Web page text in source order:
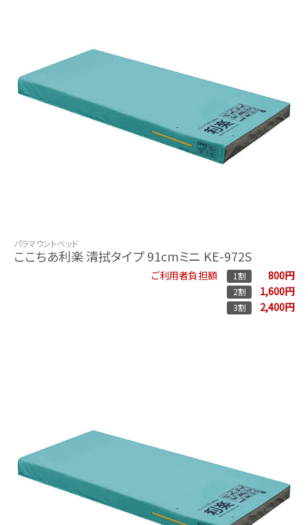
パラマウントベッド
ここちあ利楽 清拭タイプ 91cmミニ KE-972S
ご利用者負担額 1割 800円
2割 1,600円
3割 2,400円